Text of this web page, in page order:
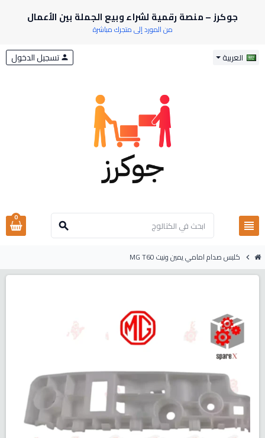
جوكرز – منصة رقمية لشراء وبيع الجملة بين الأعمال
من المورد إلى متجرك مباشرة
العربية
view_headline
search
person تسجيل الدخول
0
chevron_right كلبس صدام امامي يمين ونيت MG T60